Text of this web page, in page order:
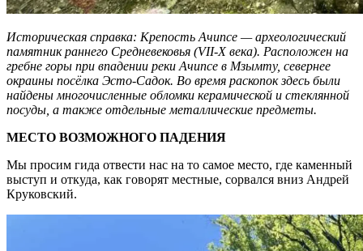
Историческая справка: Крепость Ачипсе — археологический
памятник раннего Средневековья (VII-X века). Расположен на
гребне горы при впадении реки Ачипсе в Мзымту, севернее
окраины посёлка Эсто-Садок. Во время раскопок здесь были
найдены многочисленные обломки керамической и стеклянной
посуды, а также отдельные металлические предметы.
МЕСТО ВОЗМОЖНОГО ПАДЕНИЯ
Мы просим гида отвести нас на то самое место, где каменный
выступ и откуда, как говорят местные, сорвался вниз Андрей
Круковский.